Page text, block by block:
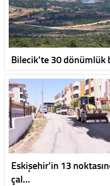
Bilecik'te 30 dönümlük
Eskişehir'in 13
çal…